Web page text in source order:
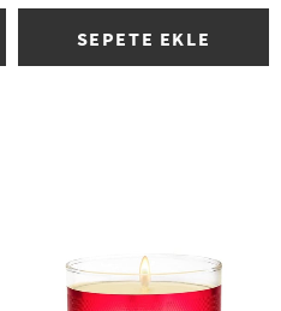
SEPETE EKLE